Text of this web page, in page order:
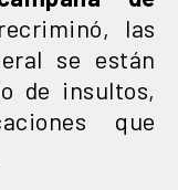
las
se están
de insultos,
que